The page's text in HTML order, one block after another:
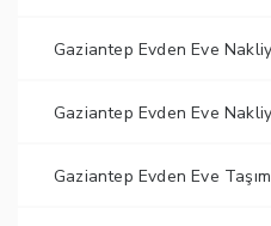
Gaziantep Evden Eve
Gaziantep Evden Eve
Gaziantep Evden Eve